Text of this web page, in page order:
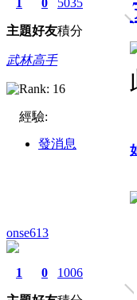
主題好友積分
武林高手
經驗:
發消息
onse613
1 0 1006